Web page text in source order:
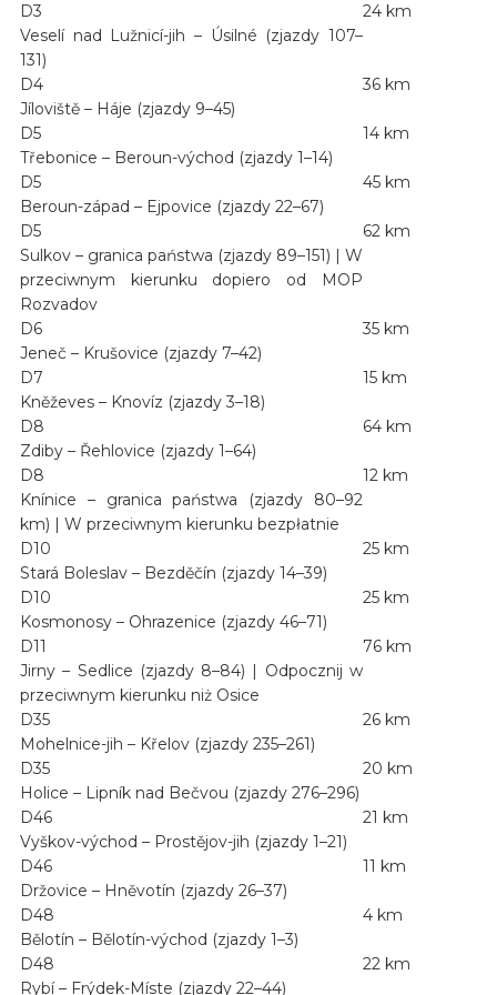
D3
Veselí nad Lužnicí-jih – Úsilné (zjazdy 107–
131)
24 km
D4
Jíloviště – Háje (zjazdy 9–45)
36 km
D5
Třebonice – Beroun-východ (zjazdy 1–14)
14 km
D5
Beroun-západ – Ejpovice (zjazdy 22–67)
45 km
D5
Sulkov – granica państwa (zjazdy 89–151) | W
przeciwnym kierunku dopiero od MOP
Rozvadov
62 km
D6
Jeneč – Krušovice (zjazdy 7–42)
35 km
D7
Kněževes – Knovíz (zjazdy 3–18)
15 km
D8
Zdiby – Řehlovice (zjazdy 1–64)
64 km
D8
Knínice – granica państwa (zjazdy 80–92
km) | W przeciwnym kierunku bezpłatnie
12 km
D10
Stará Boleslav – Bezděčín (zjazdy 14–39)
25 km
D10
Kosmonosy – Ohrazenice (zjazdy 46–71)
25 km
D11
Jirny – Sedlice (zjazdy 8–84) | Odpocznij w
przeciwnym kierunku niż Osice
76 km
D35
Mohelnice-jih – Křelov (zjazdy 235–261)
26 km
D35
Holice – Lipník nad Bečvou (zjazdy 276–296)
20 km
D46
Vyškov-východ – Prostějov-jih (zjazdy 1–21)
21 km
D46
Držovice – Hněvotín (zjazdy 26–37)
11 km
D48
Bělotín – Bělotín-východ (zjazdy 1–3)
4 km
D48
Rybí – Frýdek-Míste (zjazdy 22–44)
22 km